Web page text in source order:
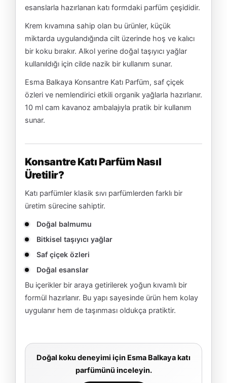
esanslarla hazırlanan katı formdaki parfüm çeşididir.
Krem kıvamına sahip olan bu ürünler, küçük
miktarda uygulandığında cilt üzerinde hoş ve kalıcı
bir koku bırakır. Alkol yerine doğal taşıyıcı yağlar
kullanıldığı için cilde nazik bir kullanım sunar.
Esma Balkaya Konsantre Katı Parfüm, saf çiçek
özleri ve nemlendirici etkili organik yağlarla hazırlanır.
10 ml cam kavanoz ambalajıyla pratik bir kullanım
sunar.
Konsantre Katı Parfüm Nasıl
Üretilir?
Katı parfümler klasik sıvı parfümlerden farklı bir
üretim sürecine sahiptir.
Doğal balmumu
Bitkisel taşıyıcı yağlar
Saf çiçek özleri
Doğal esanslar
Bu içerikler bir araya getirilerek yoğun kıvamlı bir
formül hazırlanır. Bu yapı sayesinde ürün hem kolay
uygulanır hem de taşınması oldukça pratiktir.
Doğal koku deneyimi için Esma Balkaya katı
parfümünü inceleyin.